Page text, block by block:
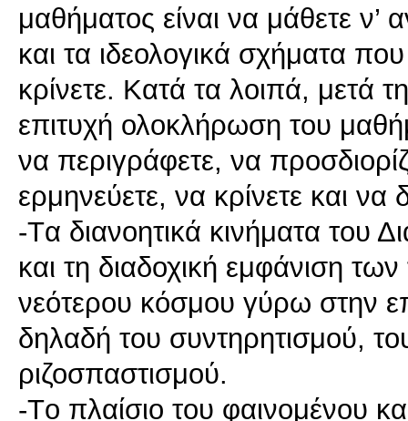
μαθήματος είναι να μάθετε ν’
και τα ιδεολογικά σχήματα
κρίνετε. Κατά τα λοιπά, μετά
επιτυχή ολοκλήρωση του
να περιγράφετε, να
ερμηνεύετε, να κρίνετε και να
-Tα διανοητικά κινήματα του
και τη διαδοχική εμφάνιση
νεότερου κόσμου γύρω στην
δηλαδή του συντηρητισμού,
ριζοσπαστισμού.
-Tο πλαίσιο του φαινομένου